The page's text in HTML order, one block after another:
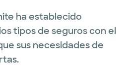
ha establecido
tipos de seguros con el
sus necesidades de